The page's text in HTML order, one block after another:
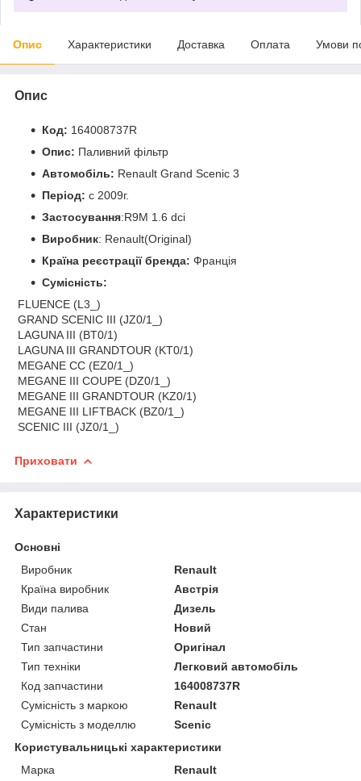
Опис Характеристики Доставка Оплата Умови
Опис
Код: 164008737R
Опис: Паливний фільтр
Автомобіль: Renault Grand Scenic 3
Період: c 2009г.
Застосування:R9M 1.6 dci
Виробник: Renault(Original)
Країна реєстрації бренда: Франція
Сумісність:
FLUENCE (L3_)
GRAND SCENIC III (JZ0/1_)
LAGUNA III (BT0/1)
LAGUNA III GRANDTOUR (KT0/1)
MEGANE CC (EZ0/1_)
MEGANE III COUPE (DZ0/1_)
MEGANE III GRANDTOUR (KZ0/1)
MEGANE III LIFTBACK (BZ0/1_)
SCENIC III (JZ0/1_)
Приховати
Характеристики
Основні
Виробник
Renault
Країна виробник
Австрія
Види палива
Дизель
Стан
Новий
Тип запчастини
Оригінал
Тип техніки
Легковий автомобіль
Код запчастини
164008737R
Сумісність з маркою
Renault
Сумісність з моделлю
Scenic
Користувальницькі характеристики
Марка
Renault